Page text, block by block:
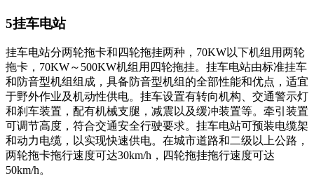
5挂车电站
挂车电站分两轮拖卡和四轮拖挂两种，70KW以下机组用两轮
拖卡，70KW～500KW机组用四轮拖挂。挂车电站由标准挂车
和防音型机组组成，具备防音型机组的全部性能和优点，适宜
于野外作业及机动性供电。挂车设置有转向机构、交通警示灯
和刹车装置，配有机械支腿，减震以及缓冲装置等。牵引装置
可调节高度，符合交通安全行驶要求。挂车电站可预装电缆架
和动力电缆，以实现快速供电。在城市道路和二级以上公路，
两轮拖卡拖行速度可达30km/h，四轮拖挂拖行速度可达
50km/h。